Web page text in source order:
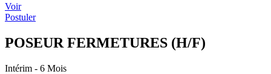
Voir
Postuler
POSEUR FERMETURES (H/F)
Intérim - 6 Mois